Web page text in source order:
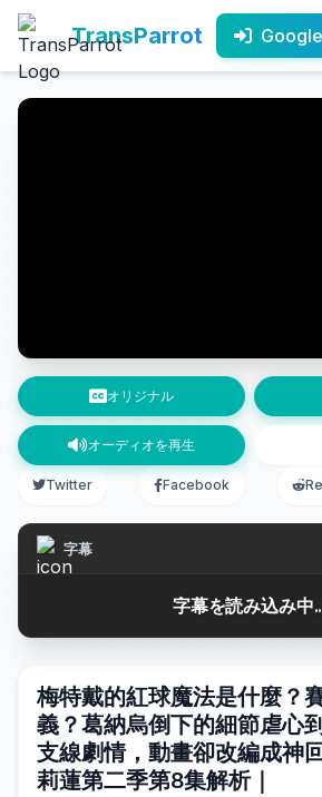
TransParrot
オリジナル
オーディオを再生
Twitter Facebook
字幕
字幕を読み込み中
梅特戴的紅球魔法是什麼？
義？葛納烏倒下的細節虐心
支線劇情，動畫卻改編成神
莉蓮第二季第8集解析｜